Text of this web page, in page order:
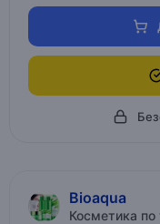
Bioaqua
Косметика по